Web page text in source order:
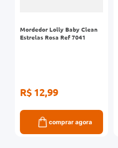
Mordedor Lolly Baby Clean
Estrelas Rosa Ref 7041
R$ 12,99
comprar agora